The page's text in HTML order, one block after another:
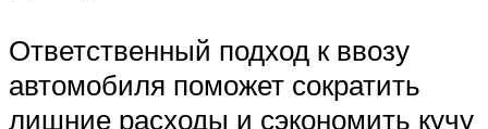
Ответственный подход к ввозу
автомобиля поможет сократить
лишние расходы и сэкономить кучу